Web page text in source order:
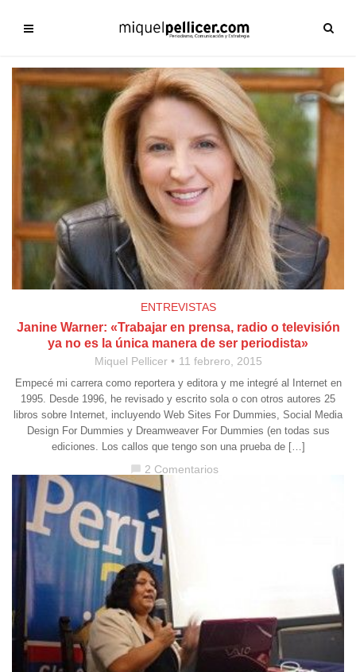
ENTREVISTAS
Janine Warner: «Trabajar en prensa, radio o televisión
ya no es la única manera de ser periodista»
Miquel Pellicer 11 febrero, 2015
Empecé mi carrera como reportera y editora y me integré al Internet en
1995. Desde 1996, he revisado y escrito sola o con otros autores 25
libros sobre Internet, incluyendo Web Sites For Dummies, Social Media
Design For Dummies y Dreamweaver For Dummies (en todas sus
ediciones. Los callos que tengo son una prueba de […]
2 Comentarios